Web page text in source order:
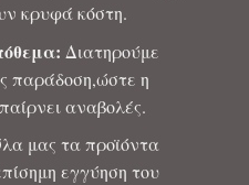
κρυφά κόστη.
Διατηρούμε
παράδοση,ώστε η
αναβολές.
μας τα προϊόντα
εγγύηση του